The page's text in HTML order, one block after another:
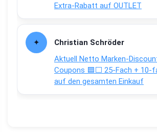
Extra-Rabatt auf OUTLET
Christian Schröder
Aktuell Netto Marken-
Coupons 🟦⬜ 25-Fach + 10-
auf den gesamten Einkauf